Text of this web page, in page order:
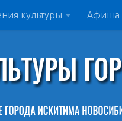
культуры Афиша